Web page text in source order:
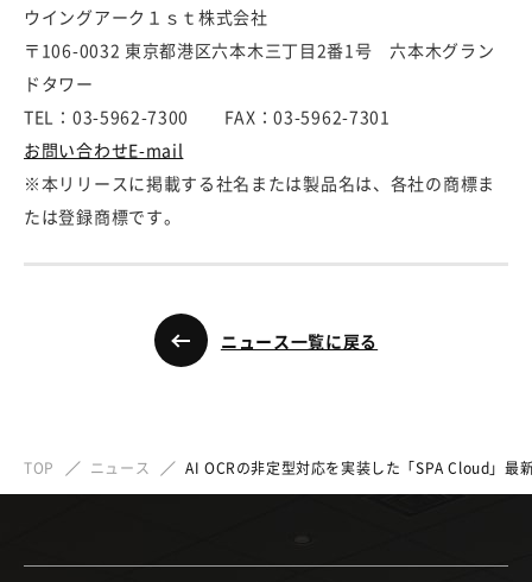
ウイングアーク１ｓｔ株式会社
〒106-0032 東京都港区六本木三丁目2番1号 六本木グラン
ドタワー
TEL：03-5962-7300 FAX：03-5962-7301
お問い合わせE-mail
※本リリースに掲載する社名または製品名は、各社の商標ま
たは登録商標です。
ニュース一覧に戻る
TOP ニュース AI OCRの非定型対応を実装した「SPA Cloud」最